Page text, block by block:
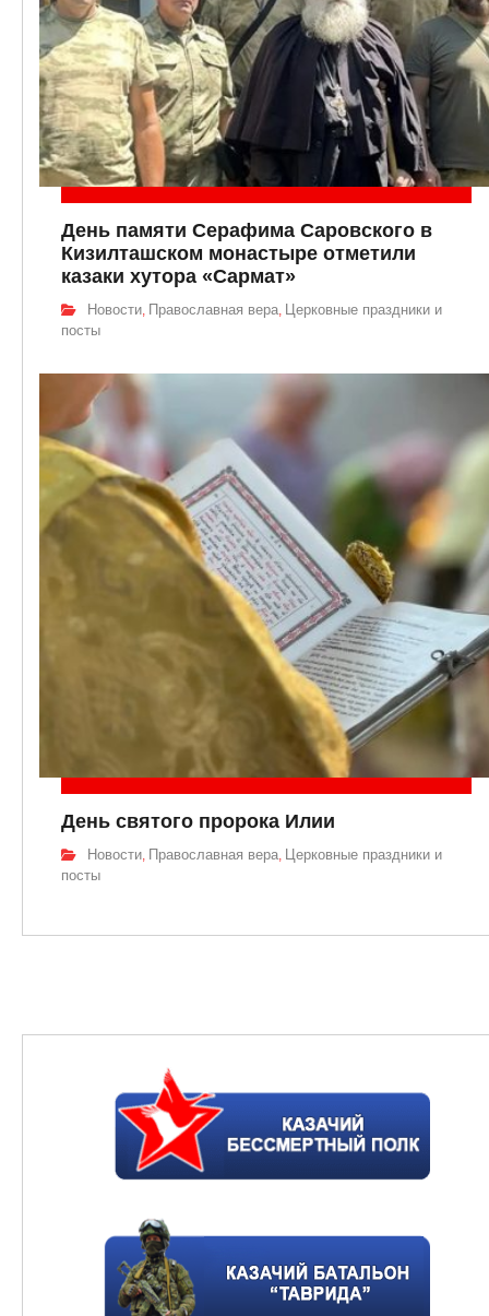
День памяти Серафима Саровского в
Кизилташском монастыре отметили
казаки хутора «Сармат»
Новости, Православная вера, Церковные праздники и
посты
День святого пророка Илии
Новости, Православная вера, Церковные праздники и
посты